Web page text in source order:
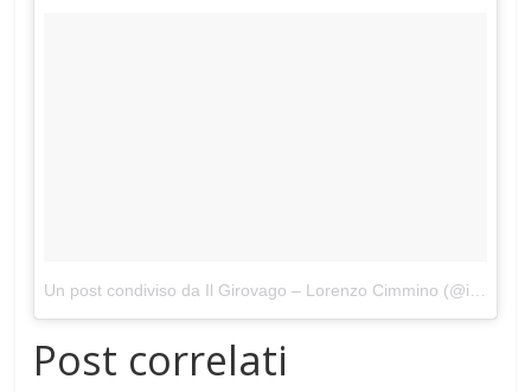
Un post condiviso da Il Girovago – Lorenzo Cimmino (@ilgirovagolibri)
Post correlati